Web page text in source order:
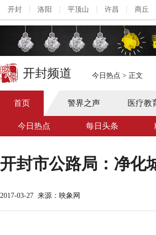
开封 洛阳 平顶山 许昌 商丘
开封频道 今日热点 > 正文
首页 警界之声 医疗教
今日热点 每日头条
开封市公路局：净化
2017-03-27 来源：映象网